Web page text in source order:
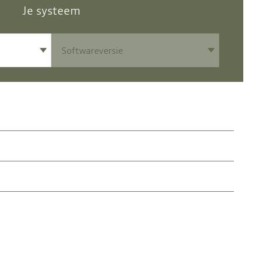
Je systeem
enkele stappen achter te komen.
achter te komen.